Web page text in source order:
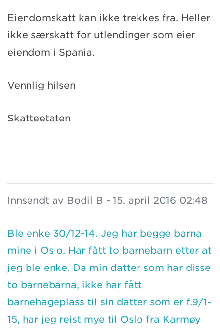
Eiendomskatt kan ikke trekkes fra. Heller
ikke særskatt for utlendinger som eier
eiendom i Spania.
Vennlig hilsen
Skatteetaten
Innsendt av Bodil B - 15. april 2016 02:48
Ble enke 30/12-14. Jeg har begge barna
mine i Oslo. Har fått to barnebarn etter at
jeg ble enke. Da min datter som har disse
to barnebarna, ikke har fått
barnehageplass til sin datter som er f.9/1-
15, har jeg reist mye til Oslo fra Karmøy